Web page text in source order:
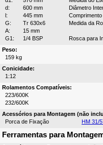
d:
600 mm
Diâmetro
l:
445 mm
Comprimento
G:
Tr 630x6
Medida da
A:
15 mm
G1:
1/4 BSP
Rosca para
Peso:
159 kg
Conicidade:
1:12
Rolamentos Compatíveis:
223/600K
232/600K
Acessórios para Montagem (não
Porca de Fixação
HM 31/
Ferramentas para